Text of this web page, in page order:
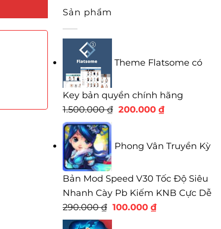
Sản phẩm
Theme Flatsome có
Key bản quyền chính hãng
1.500.000₫ Giá
1.500.000 ₫.
200.000 ₫Giá
là:
Phong Vân Truyền Kỳ
Bản Mod Speed V30 Tốc Độ Siêu
Nhanh Cày Pb Kiếm KNB Cực Dễ
290.000₫ Giá
gốc
100.000 ₫Giá